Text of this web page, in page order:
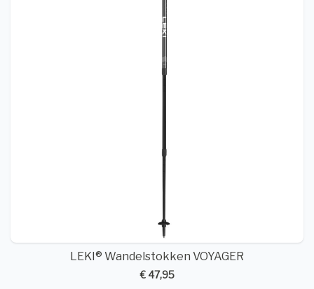
LEKI® Wandelstokken VOYAGER
€ 47,95